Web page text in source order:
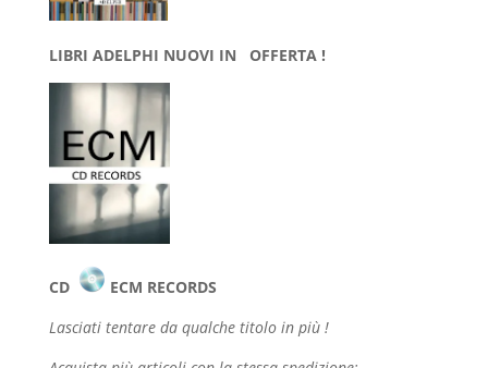
LIBRI ADELPHI NUOVI IN OFFERTA !
CD
ECM RECORDS
Lasciati tentare da qualche titolo in più !